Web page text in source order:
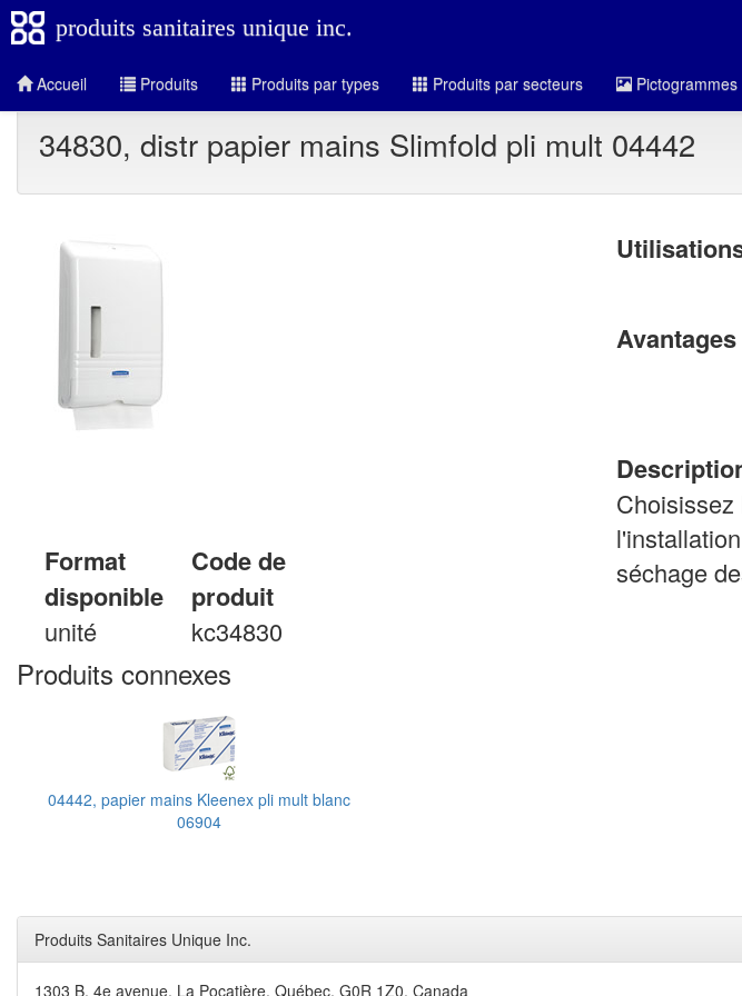
produits sanitaires unique inc.
Accueil Produits Produits par types Produits par secteurs Pictogrammes
34830, distr papier mains Slimfold pli mult 04442
Format
disponible
Code de
produit
unité kc34830
séchage
Produits connexes
04442, papier mains Kleenex pli mult blanc
06904
Produits Sanitaires Unique Inc.
1303 B, 4e avenue, La Pocatière, Québec, G0R 1Z0, Canada